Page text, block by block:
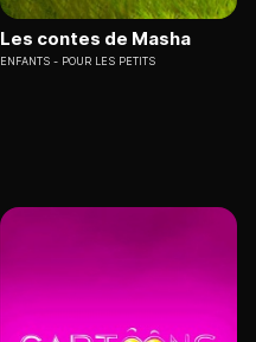
Les contes de Masha
ENFANTS POUR LES PETITS